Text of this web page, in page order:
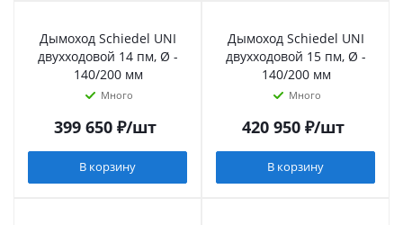
Дымоход Schiedel UNI
двухходовой 14 пм, Ø -
140/200 мм
Много
399 650₽/шт
В корзину
Дымоход Schiedel UNI
двухходовой 15 пм, Ø -
140/200 мм
Много
420 950₽/шт
В корзину